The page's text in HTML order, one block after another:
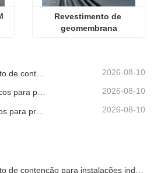
Revestimento de
geomembrana
2026-08-10
Fornecedor de geossintéticos para projetos de energia renovável 2026-08-10
2026-08-10